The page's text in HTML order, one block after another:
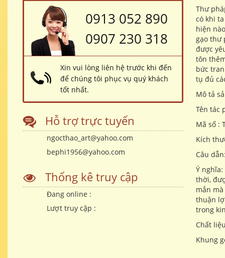
Thư
có khi
hiện
gạo thư
được
tôn
bức
tụ đủ
Mô tả
Tên tác
Mã số :
Kích
Câu
Ý
thời,
mắn
thuận
trong
Chất
Khung
0913 052 890
0907 230 318
Xin vui lòng liên hệ trước khi đến
để chúng tôi phục vụ quý khách
tốt nhất.
Hỗ trợ trực tuyến
ngocthao_art@yahoo.com
bephi1956@yahoo.com
Thống kê truy cập
Đang online :
Lượt truy cập :